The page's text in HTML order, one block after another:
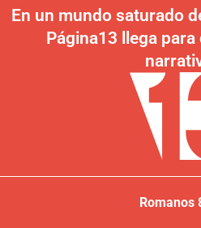
En un mundo saturado
Página13 llega
Romanos